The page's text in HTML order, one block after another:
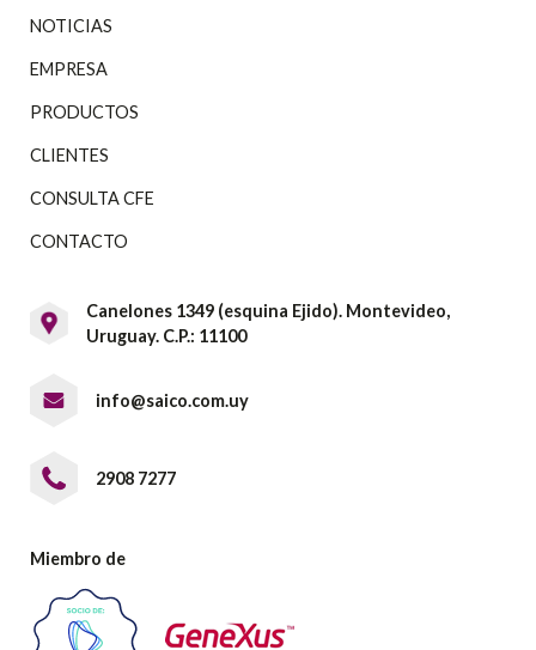
NOTICIAS
EMPRESA
PRODUCTOS
CLIENTES
CONSULTA CFE
CONTACTO
Canelones 1349 (esquina Ejido). Montevideo,
Uruguay. C.P.: 11100
info@saico.com.uy
2908 7277
Miembro de